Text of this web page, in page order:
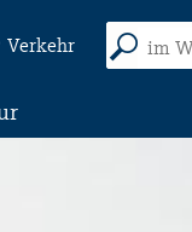
Verkehr